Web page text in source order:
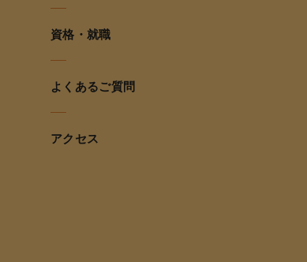
資格・就職
よくあるご質問
アクセス